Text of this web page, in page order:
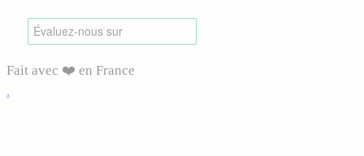
Fait avec ❤️ en France
.